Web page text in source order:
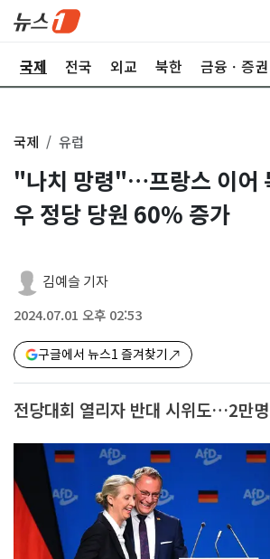
국제 전국 외교 북한 금융ㆍ증권
국제 유럽
"나치 망령"…프랑스 이어
우 정당 당원 60% 증가
김예슬 기자
2024.07.01 오후 02:53
구글에서 뉴스1 즐겨찾기
전당대회 열리자 반대 시위도…2만